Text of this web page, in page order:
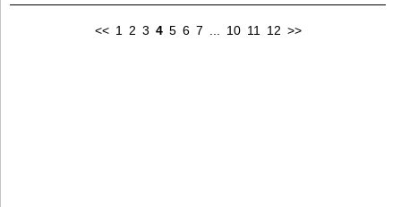
<< 1 2 3 4 5 6 7 10 11 12 >>